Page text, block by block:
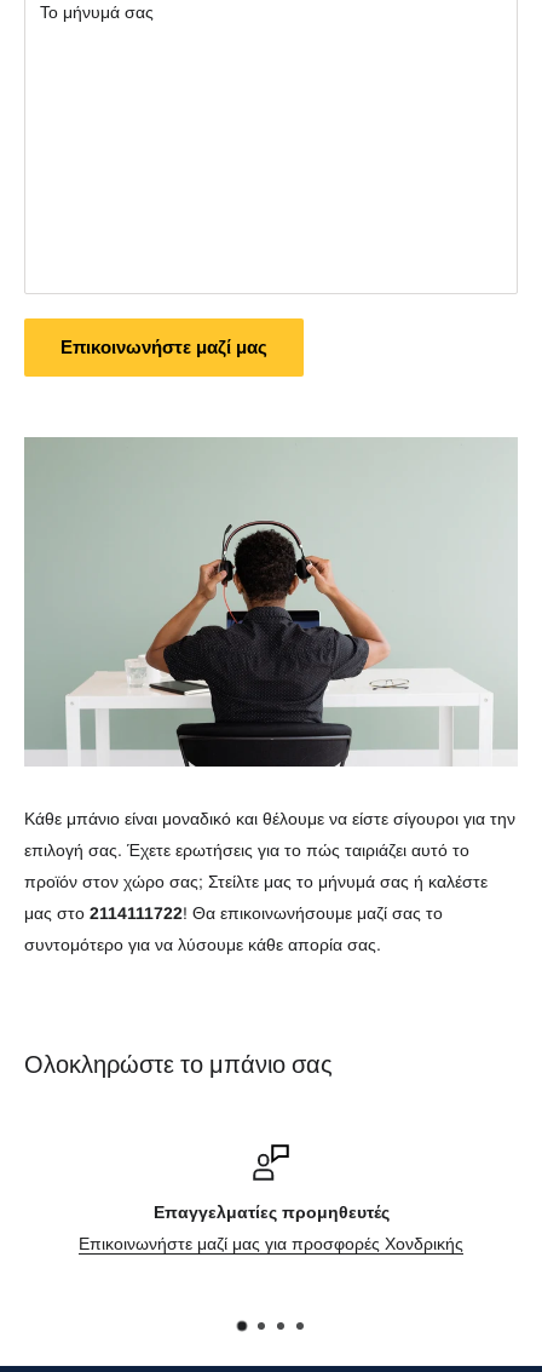
Το μήνυμά σας
Επικοινωνήστε μαζί μας
Κάθε μπάνιο είναι μοναδικό και θέλουμε να είστε σίγουροι για την
επιλογή σας. Έχετε ερωτήσεις για το πώς ταιριάζει αυτό το
προϊόν στον χώρο σας; Στείλτε μας το μήνυμά σας ή καλέστε
μας στο 2114111722! Θα επικοινωνήσουμε μαζί σας το
συντομότερο για να λύσουμε κάθε απορία σας.
Ολοκληρώστε το μπάνιο σας
προμηθευτές
μαζί μας για προσφορές Χονδρικής